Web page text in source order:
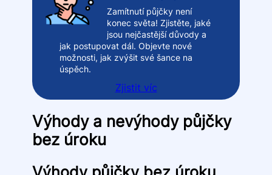
Zamítnutí půjčky není
konec světa! Zjistěte, jaké
jsou nejčastější důvody a
jak postupovat dál. Objevte nové
možnosti, jak zvýšit své šance na
úspěch.
Zjistit víc
Výhody a nevýhody půjčky
bez úroku